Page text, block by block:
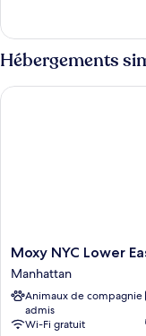
Chambre,
très
grand
le
type
de
Chambre,
Hébergements
Moxy
NYC
Lower
East
Side
Manhattan
Moxy NYC Lower
Manhattan
Animaux de compagnie
admis
Wi-Fi gratuit
Moxy NYC Lower East